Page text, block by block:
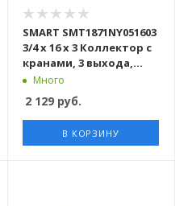
SMART SMT1871NY051603
3/4 x 16 x 3 Коллектор с
кранами, 3 выхода,
никель, 24 штуки в
упаковке
Много
2 129руб.
В КОРЗИНУ